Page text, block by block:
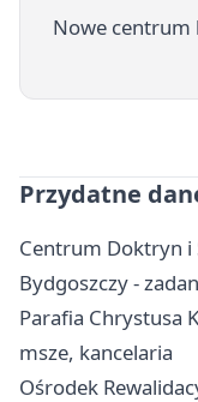
Nowe centrum
Przydatne
Centrum Doktryn i
Bydgoszczy -
Parafia Chrystusa
msze, kancelaria
Ośrodek